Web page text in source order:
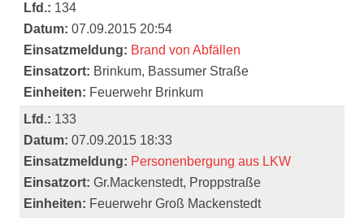
Lfd.: 134
Datum: 07.09.2015 20:54
Einsatzmeldung: Brand von Abfällen
Einsatzort: Brinkum, Bassumer Straße
Einheiten: Feuerwehr Brinkum
Lfd.: 133
Datum: 07.09.2015 18:33
Einsatzmeldung: Personenbergung aus LKW
Einsatzort: Gr.Mackenstedt, Proppstraße
Einheiten: Feuerwehr Groß Mackenstedt